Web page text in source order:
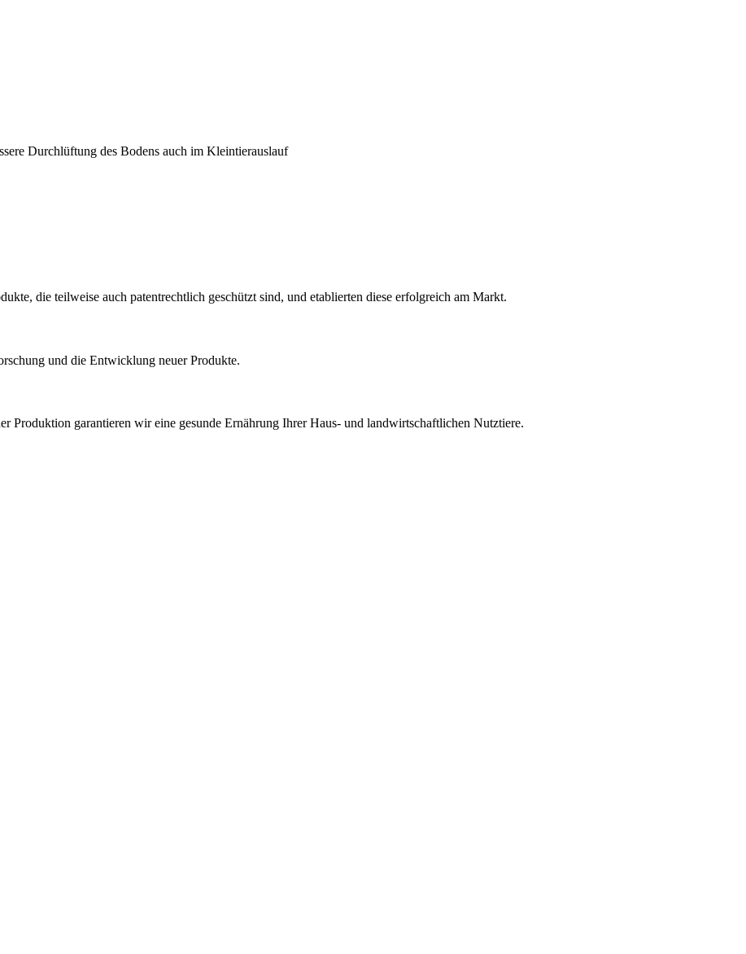
Durchlüftung des Bodens auch im Kleintierauslauf
die teilweise auch patentrechtlich geschützt sind, und etablierten diese erfolgreich am Markt.
und die Entwicklung neuer Produkte.
Produktion garantieren wir eine gesunde Ernährung Ihrer Haus- und landwirtschaftlichen Nutztiere.